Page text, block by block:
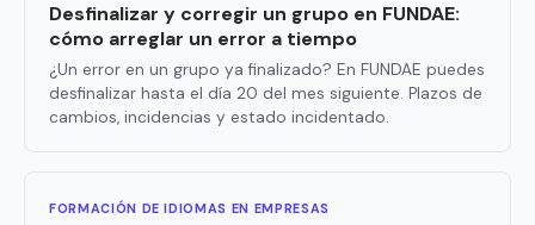
Desfinalizar y corregir un grupo en FUNDAE:
cómo arreglar un error a tiempo
¿Un error en un grupo ya finalizado? En FUNDAE puedes
desfinalizar hasta el día 20 del mes siguiente. Plazos de
cambios, incidencias y estado incidentado.
FORMACIÓN DE IDIOMAS EN EMPRESAS